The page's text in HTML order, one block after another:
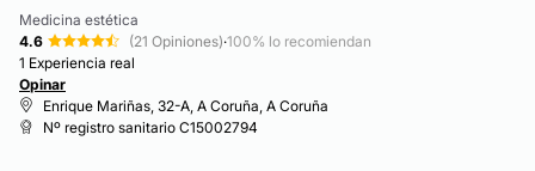
Medicina estética
4.6
(21 Opiniones)·100% lo recomiendan
1 Experiencia real
Opinar
Enrique Mariñas, 32-A, A Coruña, A Coruña
Nº registro sanitario C15002794